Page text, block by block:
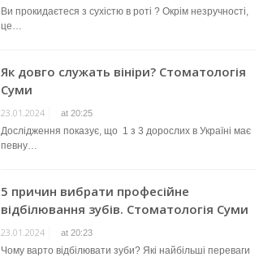
Ви прокидаєтеся з сухістю в роті ? Окрім незручності,
це…
Як довго служать вініри? Стоматологія
Суми
23.01.2024 at 20:25
Дослідження показує, що 1 з 3 дорослих в Україні має
певну…
5 причин вибрати професійне
відбілювання зубів. Стоматологія Суми
23.01.2024 at 20:23
Чому варто відбілювати зуби? Які найбільші переваги